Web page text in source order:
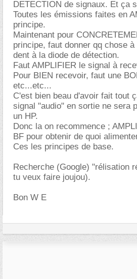
DETECTION de signaux. Et ça
Toutes les émissions faites en
principe.
Maintenant pour
principe, faut donner qq chose
dent à la diode de détection.
Faut AMPLIFIER le signal à
Pour BIEN recevoir, faut une
etc...etc...
C'est bien beau d'avoir fait tout
signal "audio" en sortie ne sera
un HP.
Donc la on recommence ;
BF pour obtenir de quoi
Ces les principes de base.
Recherche (Google) "rélisation
tu veux faire joujou).
Bon W E